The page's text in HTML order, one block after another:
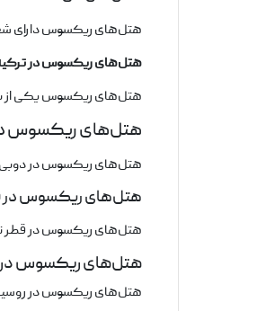
هتل‌های ریکسوس دارای شعبه در بیش از ۳۰ کشور جهان هستند. برخی از محبوب‌ترین مقاصد برای هتل‌های
هتل‌های ریکسوس در
هتل‌های ریکسوس یکی از
هتل‌های ریکسوس
هتل‌های ریکسوس در دوبی
هتل‌های ریکسوس در
هتل‌های ریکسوس در قطر
هتل‌های ریکسوس در
هتل‌های ریکسوس در روسیه